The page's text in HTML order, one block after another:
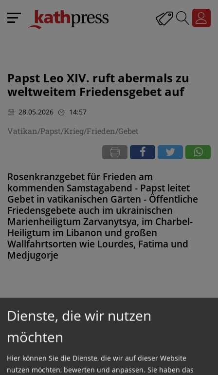
Papst Leo XIV. ruft abermals zu
weltweitem Friedensgebet auf
28.05.2026 14:57
Vatikan/Papst/Krieg/Frieden/Gebet
Rosenkranzgebet für Frieden am
kommenden Samstagabend - Papst leitet
Gebet in vatikanischen Gärten - Öffentliche
Friedensgebete auch im ukrainischen
Marienheiligtum Zarvanytsya, im Charbel-
Heiligtum im Libanon und großen
Wallfahrtsorten wie Lourdes, Fatima und
Medjugorje
loggen Sie sich ein, oder bestellen Sie das
ProduktKathpress_online
GESCHÜTZTER BEREICH
Dienste, die wir nutzen
möchten
Hier können Sie die Dienste, die wir auf dieser Website
nutzen möchten, bewerten und anpassen. Sie haben das